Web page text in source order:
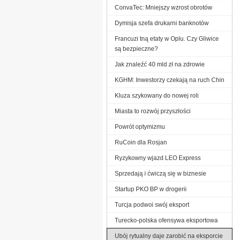
ConvaTec: Mniejszy wzrost obrotów
Dymisja szefa drukarni banknotów
Francuzi tną etaty w Oplu. Czy Gliwice
są bezpieczne?
Jak znaleźć 40 mld zł na zdrowie
KGHM: Inwestorzy czekają na ruch Chin
Kluza szykowany do nowej roli
Miasta to rozwój przyszłości
Powrót optymizmu
RuCoin dla Rosjan
Ryzykowny wjazd LEO Express
Sprzedają i ćwiczą się w biznesie
Startup PKO BP w drogerii
Turcja podwoi swój eksport
Turecko-polska ofensywa eksportowa
Ubój rytualny daje zarobić na eksporcie